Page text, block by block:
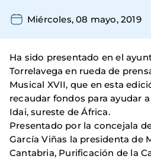
Miércoles, 08 mayo, 2019
Ha sido presentado en el
Torrelavega en rueda de
Musical XVII, que en esta
recaudar fondos para ayudar
Idai, sureste de África.
Presentado por la concejala
García Viñas la presidenta de
Cantabria, Purificación de la